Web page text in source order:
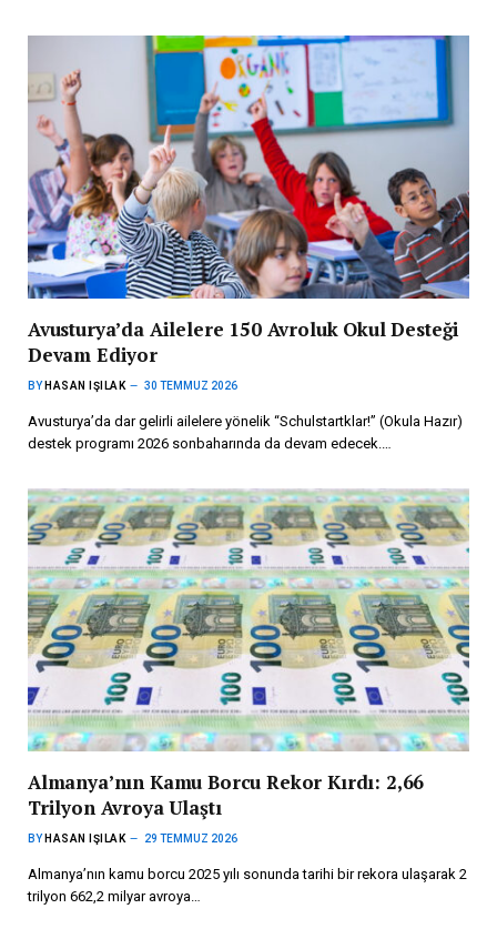
Avusturya’da Ailelere 150 Avroluk Okul Desteği
Devam Ediyor
BY HASAN IŞILAK 30 TEMMUZ 2026
Avusturya’da dar gelirli ailelere yönelik “Schulstartklar!” (Okula Hazır)
destek programı 2026 sonbaharında da devam edecek.…
Almanya’nın Kamu Borcu Rekor Kırdı: 2,66
Trilyon Avroya Ulaştı
BY HASAN IŞILAK 29 TEMMUZ 2026
Almanya’nın kamu borcu 2025 yılı sonunda tarihi bir rekora ulaşarak 2
trilyon 662,2 milyar avroya…